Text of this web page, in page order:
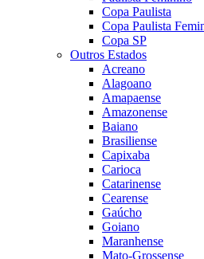
Copa Paulista
Copa Paulista
Copa SP
Outros Estados
Acreano
Alagoano
Amapaense
Amazonense
Baiano
Brasiliense
Capixaba
Carioca
Catarinense
Cearense
Gaúcho
Goiano
Maranhense
Mato-Grossense